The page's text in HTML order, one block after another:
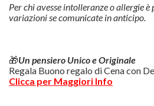
Per chi avesse intolleranze o allergie
variazioni se comunicate in anticipo.
🎁Un pensiero Unico e Originale
Regala Buono regalo di Cena con
Clicca per Maggiori Info